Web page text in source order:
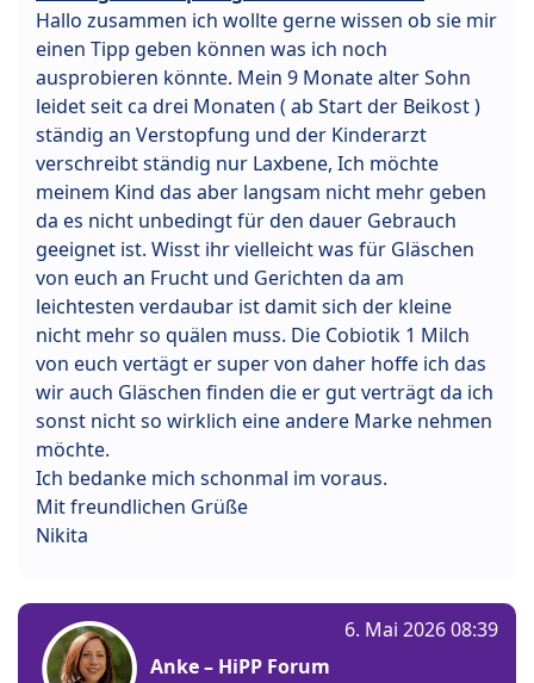
Hallo zusammen ich wollte gerne wissen ob sie mir
einen Tipp geben können was ich noch
ausprobieren könnte. Mein 9 Monate alter Sohn
leidet seit ca drei Monaten ( ab Start der Beikost )
ständig an Verstopfung und der Kinderarzt
verschreibt ständig nur Laxbene, Ich möchte
meinem Kind das aber langsam nicht mehr geben
da es nicht unbedingt für den dauer Gebrauch
geeignet ist. Wisst ihr vielleicht was für Gläschen
von euch an Frucht und Gerichten da am
leichtesten verdaubar ist damit sich der kleine
nicht mehr so quälen muss. Die Cobiotik 1 Milch
von euch vertägt er super von daher hoffe ich das
wir auch Gläschen finden die er gut verträgt da ich
sonst nicht so wirklich eine andere Marke nehmen
möchte.
Ich bedanke mich schonmal im voraus.
Mit freundlichen Grüße
Nikita
Anke – HiPP Forum
6. Mai 2026 08:39